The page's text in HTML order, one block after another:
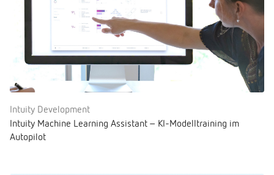
Intuity Development
Intuity Machine Learning Assistant – KI-Modelltraining im
Autopilot